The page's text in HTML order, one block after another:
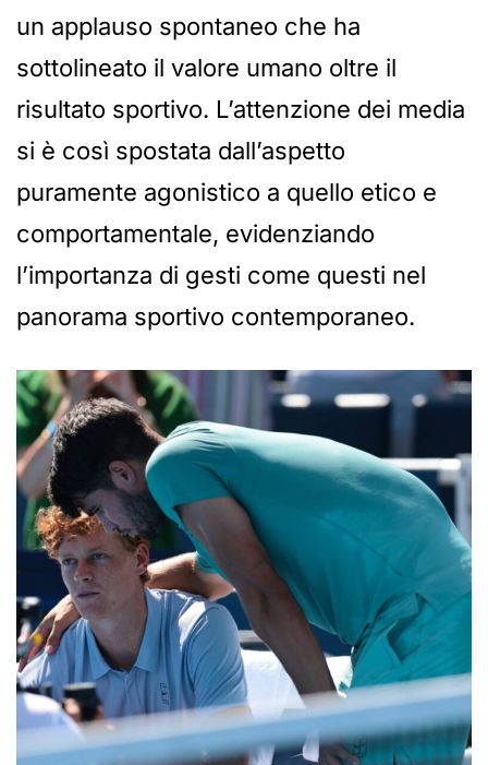
un applauso spontaneo che ha
sottolineato il valore umano oltre il
risultato sportivo. L’attenzione dei media
si è così spostata dall’aspetto
puramente agonistico a quello etico e
comportamentale, evidenziando
l’importanza di gesti come questi nel
panorama sportivo contemporaneo.